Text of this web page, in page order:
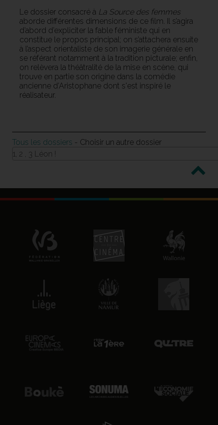
Le dossier consacré à La Source des femmes
aborde différentes dimensions de ce film. Il s’agira
d’abord d’expliciter la fable féministe qui en
constitue le propos principal; on s’attachera ensuite
à l’aspect orientaliste de son imagerie générale en
se référant notamment à la tradition picturale; enfin,
on relèvera la théâtralité de la mise en scène, qui
trouve en partie son origine dans la comédie
ancienne d’Aristophane dont s'est inspiré le
réalisateur.
Tous les dossiers - Choisir un autre dossier
1, 2 , 3 Léon !